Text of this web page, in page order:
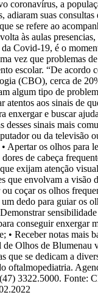
coronavírus, a
adiaram suas
se refere ao
às aulas presencias,
Covid-19, é o
vez que problemas
escolar. “De acordo
(CBO), cerca de
algum tipo de
atentos aos sinais de
enxergar e buscar
desses sinais mais
ou da televisão
Apertar os olhos para
de cabeça
exijam atenção
que envolvam a visão
coçar os olhos
dedo para guiar os
conseguir enxergar
• Receber notas mais
Olhos de Blumenau
que se dedicam a
oftalmopediatria.
3322.5000. Fonte: